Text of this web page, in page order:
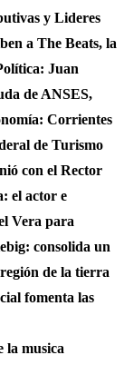
y Lideres
a The Beats, la
Juan
de ANSES,
Corrientes
de Turismo
con el Rector
el actor e
Vera para
consolida un
de la tierra
fomenta las
la musica